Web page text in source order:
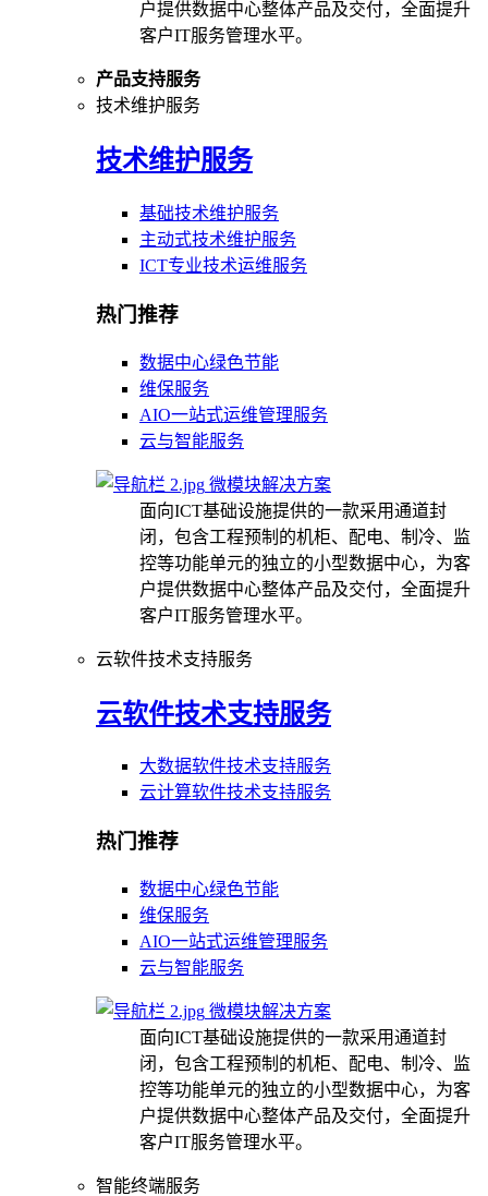
户提供数据中心整体产品及交付，全面提升
客户IT服务管理水平。
产品支持服务
技术维护服务
技术维护服务
基础技术维护服务
主动式技术维护服务
ICT专业技术运维服务
热门推荐
数据中心绿色节能
维保服务
AIO一站式运维管理服务
云与智能服务
微模块解决方案
面向ICT基础设施提供的一款采用通道封
闭，包含工程预制的机柜、配电、制冷、监
控等功能单元的独立的小型数据中心，为客
户提供数据中心整体产品及交付，全面提升
客户IT服务管理水平。
云软件技术支持服务
云软件技术支持服务
大数据软件技术支持服务
云计算软件技术支持服务
热门推荐
数据中心绿色节能
维保服务
AIO一站式运维管理服务
云与智能服务
微模块解决方案
面向ICT基础设施提供的一款采用通道封
闭，包含工程预制的机柜、配电、制冷、监
控等功能单元的独立的小型数据中心，为客
户提供数据中心整体产品及交付，全面提升
客户IT服务管理水平。
智能终端服务